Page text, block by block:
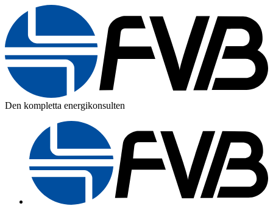
Den kompletta energikonsulten